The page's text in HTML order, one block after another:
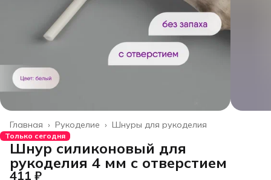
Шнуры для рукоделия
Рукоделие ›
Главная ›
Только сегодня
Шнур силиконовый для
рукоделия 4 мм с отверстием
411 ₽